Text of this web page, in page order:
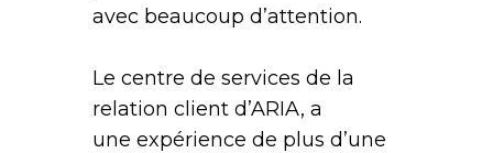
avec beaucoup d’attention.
Le centre de services de la
relation client d’ARIA, a
une expérience de plus d’une